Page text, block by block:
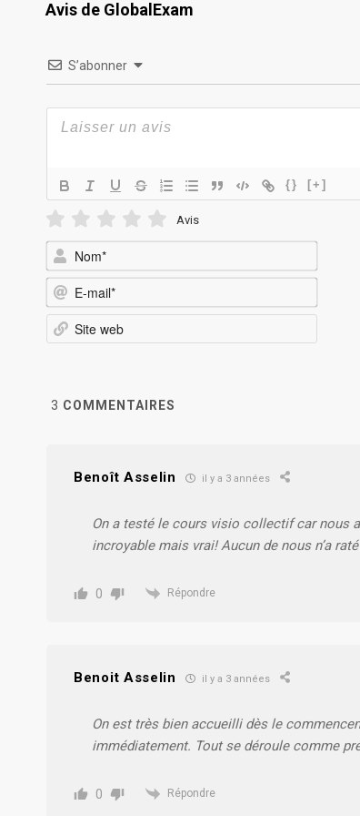
Avis de GlobalExam
S’abonner
{} [+]
Avis
mail*
3 COMMENTAIRES
Benoît Asselin il y a 3 années
On a testé le cours visio collectif car nous
incroyable mais vrai! Aucun de nous n’a
0 Répondre
Benoit Asselin il y a 3 années
On est très bien accueilli dès le
immédiatement. Tout se déroule comme
0 Répondre